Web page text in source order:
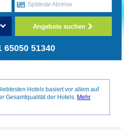
Späteste Abreise
Angebote suchen
65050 51340
Hotels basiert vor allem auf
Gesamtqualität der Hotels. Mehr